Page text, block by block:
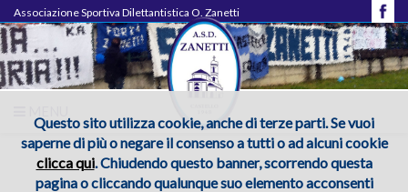
Questo sito utilizza cookie, anche di terze parti. Se vuoi
saperne di più o negare il consenso a tutti o ad alcuni cookie
clicca qui. Chiudendo questo banner, scorrendo questa
pagina o cliccando qualunque suo elemento acconsenti
Associazione Sportiva Dilettantistica O. Zanetti